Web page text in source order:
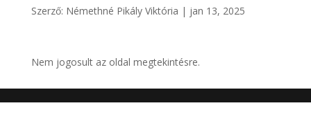
Szerző: Némethné Pikály Viktória | jan 13, 2025
Nem jogosult az oldal megtekintésre.